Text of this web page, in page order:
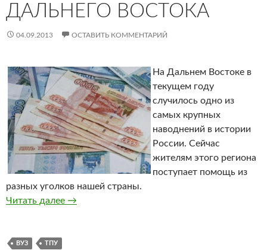
ДАЛЬНЕГО ВОСТОКА
04.09.2013 ОСТАВИТЬ КОММЕНТАРИЙ
На Дальнем Востоке в
текущем году
случилось одно из
самых крупных
наводнений в истории
России. Сейчас
жителям этого региона
поступает помощь из
разных уголков нашей страны.
Читать далее Томские вузы помогут жителям Дальнего
→
ВУЗ ТПУ